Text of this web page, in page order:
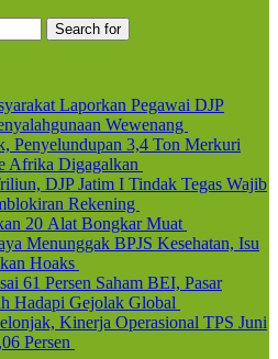
Search for
Laporkan Pegawai DJP
Wewenang
Penyelundupan 3,4 Ton Merkuri
Afrika Digagalkan
DJP Jatim I Tindak Tegas Wajib
Rekening
20 Alat Bongkar Muat
Menunggak BPJS Kesehatan, Isu
Hoaks
61 Persen Saham BEI, Pasar
Hadapi Gejolak Global
Kinerja Operasional TPS Juni
Persen